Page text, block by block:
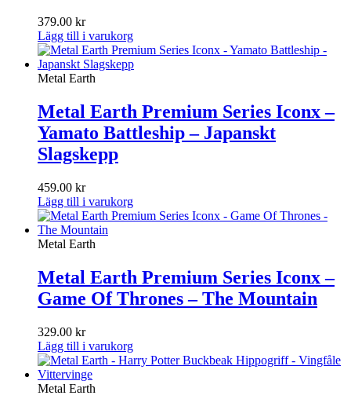
379.00 kr
Lägg till i varukorg
Metal Earth
Metal Earth Premium Series Iconx –
Yamato Battleship – Japanskt
Slagskepp
459.00 kr
Lägg till i varukorg
Metal Earth
Metal Earth Premium Series Iconx –
Game Of Thrones – The Mountain
329.00 kr
Lägg till i varukorg
Metal Earth